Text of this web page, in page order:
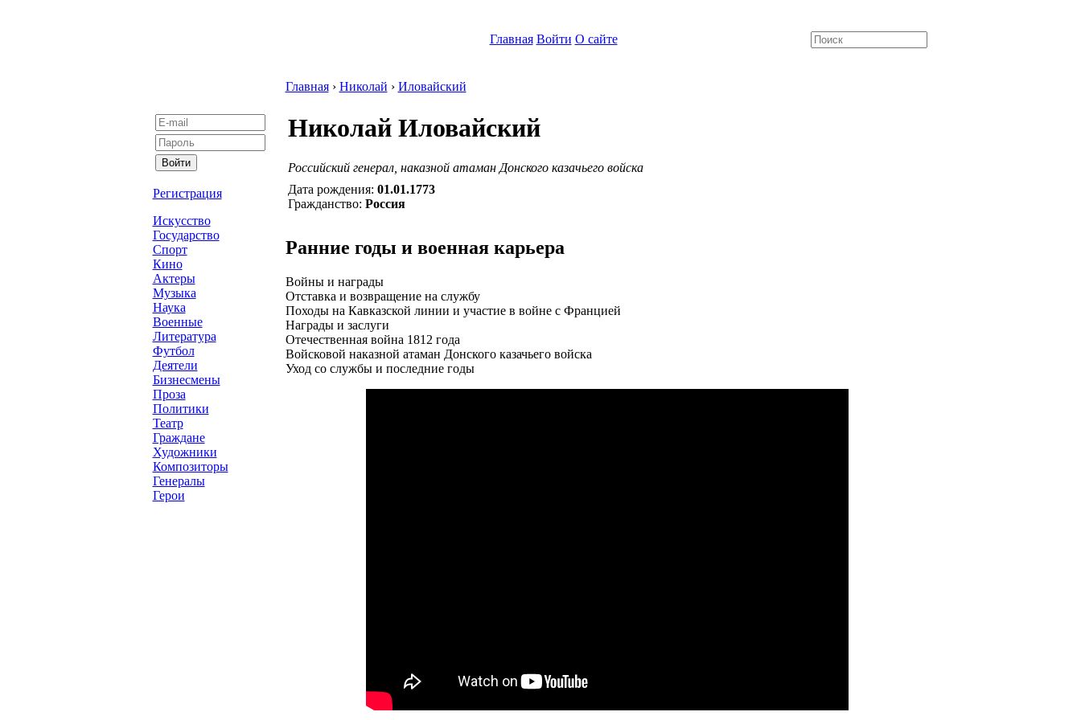
Главная Войти О сайте
Регистрация
Искусство
Государство
Спорт
Кино
Актеры
Музыка
Наука
Военные
Литература
Футбол
Деятели
Бизнесмены
Проза
Политики
Театр
Граждане
Художники
Композиторы
Генералы
Герои
Главная› Николай › Иловайский
Николай Иловайский
Российский генерал, наказной атаман Донского казачьего войска
Дата рождения: 01.01.1773
Гражданство: Россия
Ранние годы и военная карьера
Войны и награды
Отставка и возвращение на службу
Походы на Кавказской линии и участие в войне с Францией
Награды и заслуги
Отечественная война 1812 года
Войсковой наказной атаман Донского казачьего войска
Уход со службы и последние годы